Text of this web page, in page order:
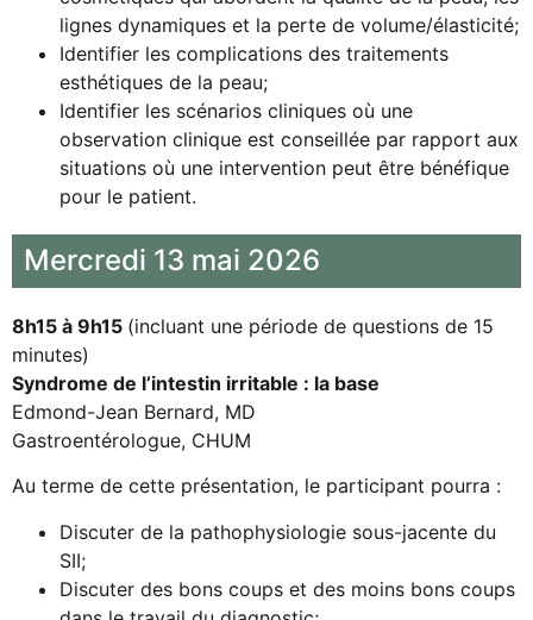
lignes dynamiques et la perte de volume/élasticité;
Identifier les complications des traitements
esthétiques de la peau;
Identifier les scénarios cliniques où une
observation clinique est conseillée par rapport aux
situations où une intervention peut être bénéfique
pour le patient.
Mercredi 13 mai 2026
8h15 à 9h15 (incluant une période de questions de 15
minutes)
Syndrome de l’intestin irritable : la base
Edmond-Jean Bernard, MD
Gastroentérologue, CHUM
Au terme de cette présentation, le participant pourra :
Discuter de la pathophysiologie sous-jacente du
SII;
Discuter des bons coups et des moins bons coups